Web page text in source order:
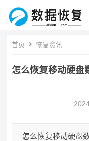
首页 恢复资讯
怎么恢复移动硬盘
怎么恢复移动硬盘